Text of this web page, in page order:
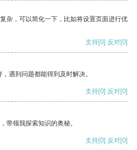
杂，可以简化一下，比如将设置页面进行优
支持[0] 反对[0]
遇到问题都能得到及时解决。
支持[0] 反对[0]
带领我探索知识的奥秘。
支持[0] 反对[0]